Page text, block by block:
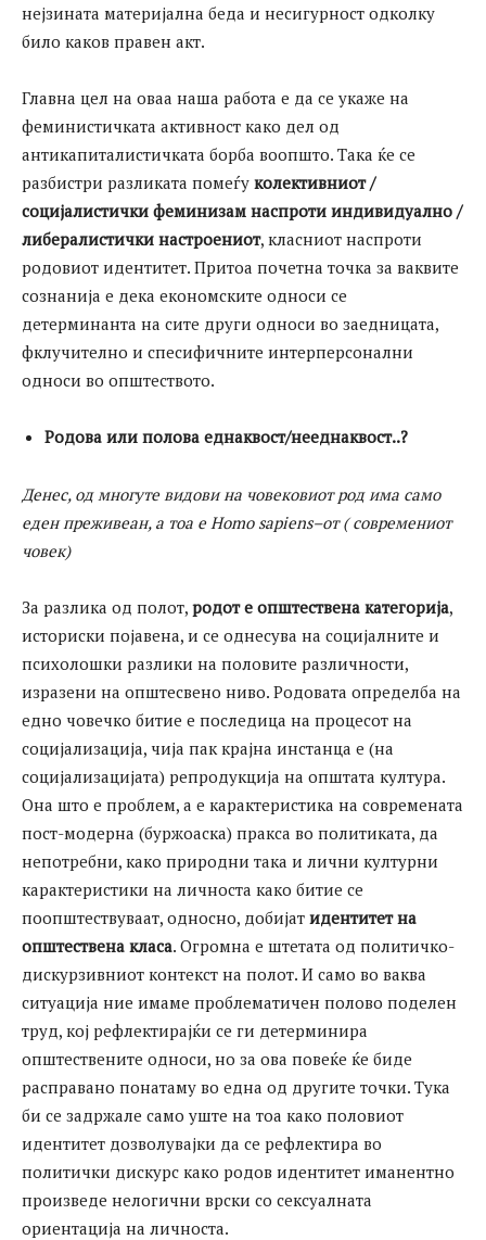
нејзината материјална беда и несигурност одколку
било каков правен акт.
Главна цел на оваа наша работа е да се укаже на
феминистичката активност како дел од
антикапиталистичката борба воопшто. Така ќе се
разбистри разликата помеѓу колективниот /
социјалистички феминизам наспроти индивидуално /
либералистички настроениот, класниот наспроти
родовиот идентитет. Притоа почетна точка за ваквите
сознанија е дека економските односи се
детерминанта на сите други односи во заедницата,
фклучително и спесифичните интерперсонални
односи во општеството.
Родова или полова еднаквост/нееднаквост..?
Денес, од многуте видови на човековиот род има само
еден преживеан, а тоа е Homo sapiens–от ( современиот
човек)
За разлика од полот, родот е општествена категорија,
историски појавена, и се однесува на социјалните и
психолошки разлики на половите различности,
изразени на општесвено ниво. Родовата определба на
едно човечко битие е последица на процесот на
социјализација, чија пак крајна инстанца е (на
социјализацијата) репродукција на општата култура.
Она што е проблем, а е карактеристика на современата
пост-модерна (буржоаска) пракса во политиката, да
непотребни, како природни така и лични културни
карактеристики на личноста како битие се
поопштествуваат, односно, добијат идентитет на
општествена класа. Огромна е штетата од политичко-
дискурзивниот контекст на полот. И само во ваква
ситуација ние имаме проблематичен полово поделен
труд, кој рефлектирајќи се ги детерминира
општествените односи, но за ова повеќе ќе биде
расправано понатаму во една од другите точки. Тука
би се задржале само уште на тоа како половиот
идентитет дозволувајки да се рефлектира во
политички дискурс како родов идентитет иманентно
произведе нелогични врски со сексуалната
ориентација на личноста.